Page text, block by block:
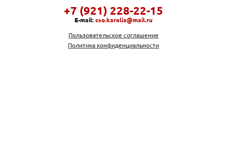
+7 (921) 228-22-15
E-mail: cso.karelia@mail.ru
Пользовательское соглашение
Политика конфиденциальности